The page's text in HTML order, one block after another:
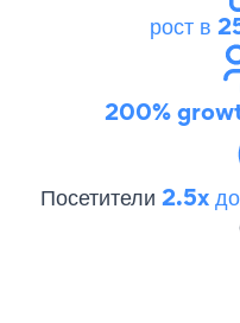
рост в
200%
Посетители 2.5x